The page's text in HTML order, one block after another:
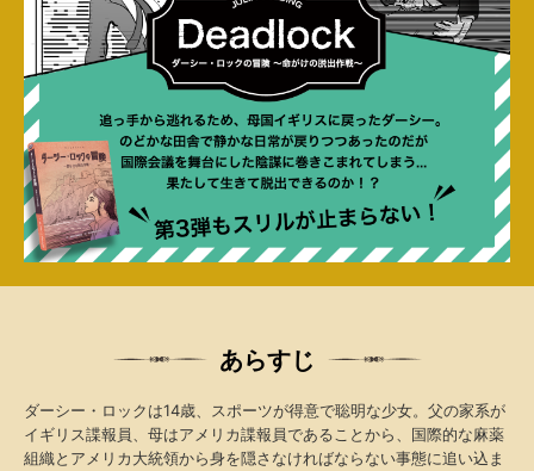
あらすじ
ダーシー・ロックは14歳、スポーツが得意で聡明な少女。父の家系が
イギリス諜報員、母はアメリカ諜報員であることから、国際的な麻薬
組織とアメリカ大統領から身を隠さなければならない事態に追い込ま